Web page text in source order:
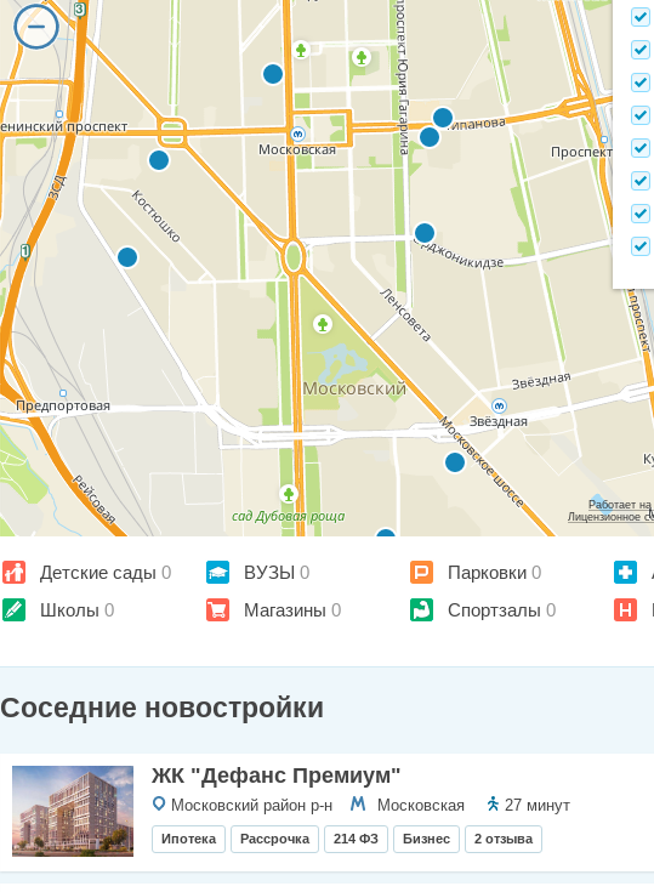
Работает
Лицензионное
Детские сады 0 ВУЗЫ 0 Парковки 0
Школы 0 Магазины 0 Спортзалы 0
Соседние новостройки
ЖК "Дефанс Премиум"
Московский район р-н Московская 27 минут
Ипотека Рассрочка 214 ФЗ Бизнес 2 отзыва